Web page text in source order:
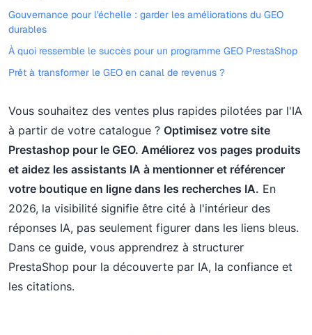
Gouvernance pour l'échelle : garder les améliorations du GEO
durables
À quoi ressemble le succès pour un programme GEO PrestaShop
Prêt à transformer le GEO en canal de revenus ?
Vous souhaitez des ventes plus rapides pilotées par l'IA
à partir de votre catalogue ? Optimisez votre site
Prestashop pour le GEO. Améliorez vos pages produits
et aidez les assistants IA à mentionner et référencer
votre boutique en ligne dans les recherches IA. En
2026, la visibilité signifie être cité à l'intérieur des
réponses IA, pas seulement figurer dans les liens bleus.
Dans ce guide, vous apprendrez à structurer
PrestaShop pour la découverte par IA, la confiance et
les citations.